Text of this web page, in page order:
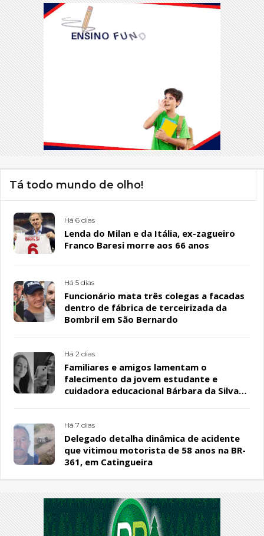
Tá todo mundo de olho!
Há 6 dias
Lenda do Milan e da Itália, ex-zagueiro
Franco Baresi morre aos 66 anos
Há 5 dias
Funcionário mata três colegas a facadas
dentro de fábrica de terceirizada da
Bombril em São Bernardo
Há 2 dias
Familiares e amigos lamentam o
falecimento da jovem estudante e
cuidadora educacional Bárbara da Silva
Há 7 dias
Delegado detalha dinâmica de acidente
que vitimou motorista de 58 anos na BR-
361, em Catingueira